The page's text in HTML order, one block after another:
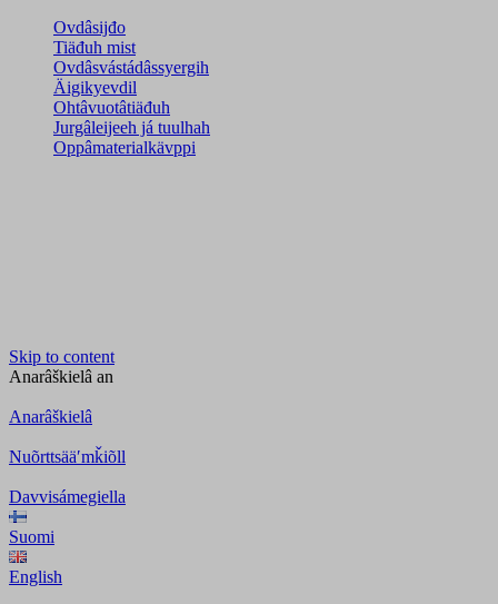
Ovdâsijđo
Tiäđuh mist
Ovdâsvástádâssyergih
Äigikyevdil
Ohtâvuotâtiäđuh
Jurgâleijeeh já tuulhah
Oppâmaterialkävppi
Skip to content
Anarâškielâ an
Anarâškielâ
Nuõrttsääʹmǩiõll
Davvisámegiella
Suomi
English